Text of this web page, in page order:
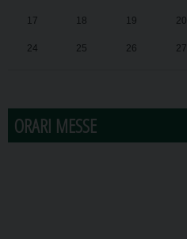
17 18 19 20
24 25 26 27
ORARI MESSE